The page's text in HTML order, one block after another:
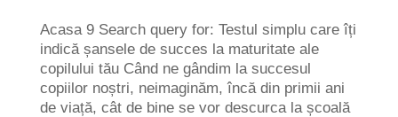
Acasa 9 Search query for: Testul simplu care îți
indică șansele de succes la maturitate ale
copilului tău Când ne gândim la succesul
copiilor noștri, neimaginăm, încă din primii ani
de viață, cât de bine se vor descurca la școală